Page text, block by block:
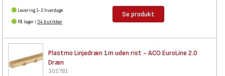
Levering 1-2 hverdage
På lager i 34 butikker
Se produkt
Plastmo Linjedræn 1m uden rist - ACO EuroLine 2.0
Dræn
305781